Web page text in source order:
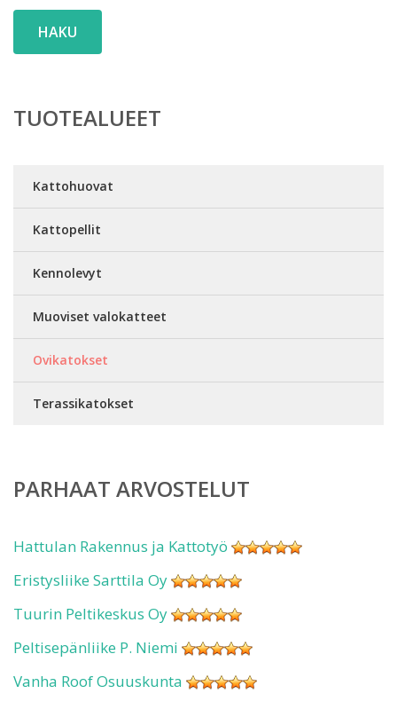
HAKU
TUOTEALUEET
Kattohuovat
Kattopellit
Kennolevyt
Muoviset valokatteet
Ovikatokset
Terassikatokset
PARHAAT ARVOSTELUT
Hattulan Rakennus ja Kattotyö
Eristysliike Sarttila Oy
Tuurin Peltikeskus Oy
Peltisepänliike P. Niemi
Vanha Roof Osuuskunta